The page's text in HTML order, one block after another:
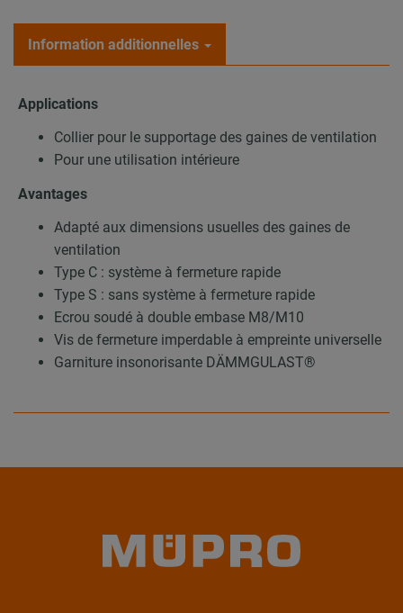
Information additionnelles
Applications
Collier pour le supportage des gaines de ventilation
Pour une utilisation intérieure
Avantages
Adapté aux dimensions usuelles des gaines de
ventilation
Type C : système à fermeture rapide
Type S : sans système à fermeture rapide
Ecrou soudé à double embase M8/M10
Vis de fermeture imperdable à empreinte universelle
Garniture insonorisante DÄMMGULAST®